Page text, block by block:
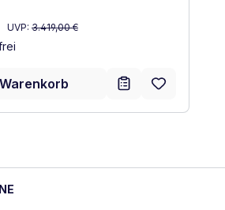
Regulärer Preis:
UVP: 3.419,00 €